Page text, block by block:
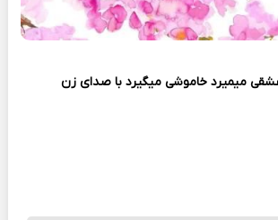
میمیرد خاموشی میگیرد با صدای زن